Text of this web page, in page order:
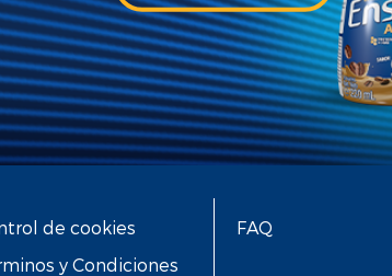
de cookies
y Condiciones
FAQ